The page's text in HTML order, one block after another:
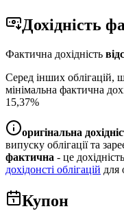
Дохідність
Фактична дохідність
Серед інших облігацій,
мінімальна фактична
15,37%
оригінальна
випуску облігації та
фактична - це
дохідонсті облігацій для
Купон